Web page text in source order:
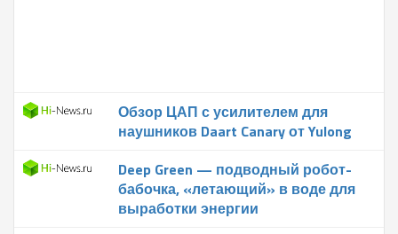
Обзор ЦАП с усилителем для
наушников Daart Canary от Yulong
Deep Green — подводный робот-
бабочка, «летающий» в воде для
выработки энергии